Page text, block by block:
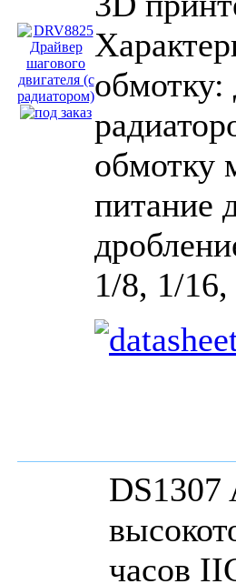
обмотку
питание
1/8, 1/16,
DS1307
часов